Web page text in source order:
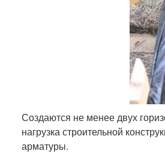
Создаются не менее двух
нагрузка строительной
арматуры.